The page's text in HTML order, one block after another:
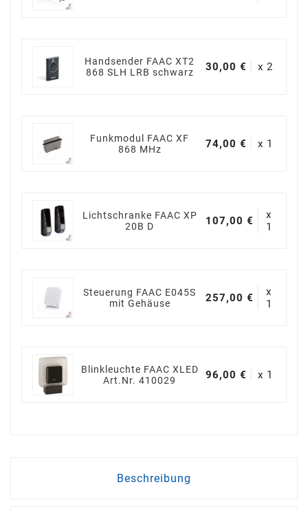
Handsender FAAC XT2
868 SLH LRB schwarz
30,00 € x 2
Funkmodul FAAC XF
868 MHz
74,00 € x 1
Lichtschranke FAAC XP
20B D
107,00 €
x
1
Steuerung FAAC E045S
mit Gehäuse
257,00 €
x
1
Blinkleuchte FAAC XLED
Art.Nr. 410029
96,00 € x 1
Beschreibung